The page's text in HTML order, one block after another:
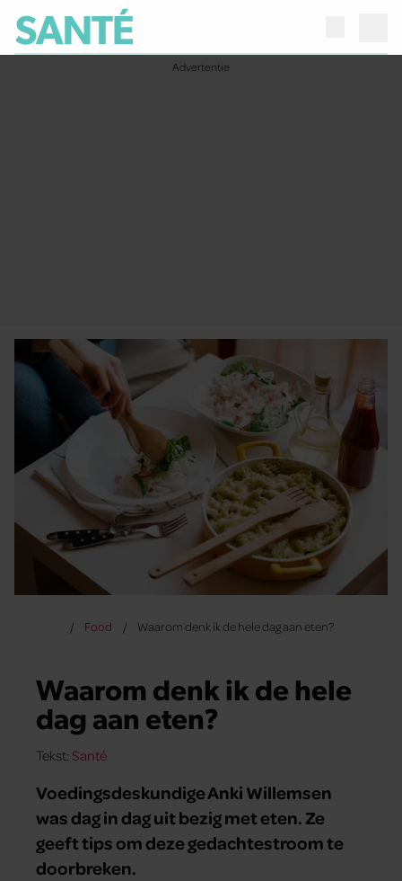
Food Waarom denk ik de hele dag aan eten?
Waarom denk ik de hele
dag aan eten?
Tekst: Santé
Voedingsdeskundige Anki Willemsen
was dag in dag uit bezig met eten. Ze
geeft tips om deze gedachtestroom te
doorbreken.